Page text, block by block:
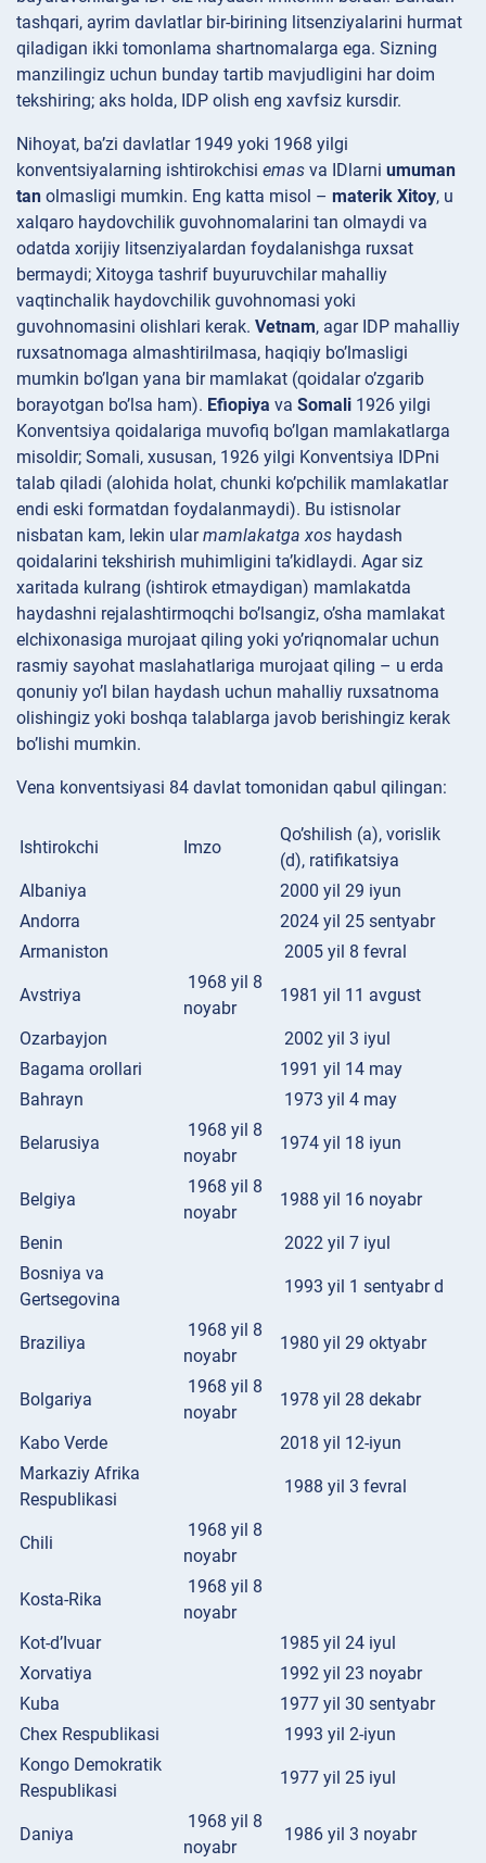
tashqari, ayrim davlatlar bir-birining litsenziyalarini hurmat
qiladigan ikki tomonlama shartnomalarga ega. Sizning
manzilingiz uchun bunday tartib mavjudligini har doim
tekshiring; aks holda, IDP olish eng xavfsiz kursdir.
Nihoyat, ba’zi davlatlar 1949 yoki 1968 yilgi
konventsiyalarning ishtirokchisi emas va IDlarni umuman
tan olmasligi mumkin. Eng katta misol – materik Xitoy, u
xalqaro haydovchilik guvohnomalarini tan olmaydi va
odatda xorijiy litsenziyalardan foydalanishga ruxsat
bermaydi; Xitoyga tashrif buyuruvchilar mahalliy
vaqtinchalik haydovchilik guvohnomasi yoki
guvohnomasini olishlari kerak. Vetnam, agar IDP mahalliy
ruxsatnomaga almashtirilmasa, haqiqiy bo’lmasligi
mumkin bo’lgan yana bir mamlakat (qoidalar o’zgarib
borayotgan bo’lsa ham). Efiopiya va Somali 1926 yilgi
Konventsiya qoidalariga muvofiq bo’lgan mamlakatlarga
misoldir; Somali, xususan, 1926 yilgi Konventsiya IDPni
talab qiladi (alohida holat, chunki ko’pchilik mamlakatlar
endi eski formatdan foydalanmaydi). Bu istisnolar
nisbatan kam, lekin ularmamlakatga xos haydash
qoidalarini tekshirish muhimligini ta’kidlaydi. Agar siz
xaritada kulrang (ishtirok etmaydigan) mamlakatda
haydashni rejalashtirmoqchi bo’lsangiz, o’sha mamlakat
elchixonasiga murojaat qiling yoki yo’riqnomalar uchun
rasmiy sayohat maslahatlariga murojaat qiling – u erda
qonuniy yo’l bilan haydash uchun mahalliy ruxsatnoma
olishingiz yoki boshqa talablarga javob berishingiz kerak
bo’lishi mumkin.
Vena konventsiyasi 84 davlat tomonidan qabul qilingan:
Ishtirokchi Imzo
Qo’shilish (a), vorislik
(d), ratifikatsiya
Albaniya
2000 yil 29 iyun
Andorra
2024 yil 25 sentyabr
Armaniston
2005 yil 8 fevral
Avstriya
1968 yil 8
noyabr
1981 yil 11 avgust
Ozarbayjon
2002 yil 3 iyul
Bagama orollari
1991 yil 14 may
Bahrayn
1973 yil 4 may
Belarusiya
1968 yil 8
noyabr
1974 yil 18 iyun
Belgiya
1968 yil 8
noyabr
1988 yil 16 noyabr
Benin
2022 yil 7 iyul
Bosniya va
Gertsegovina
1993 yil 1 sentyabr d
Braziliya
1968 yil 8
noyabr
1980 yil 29 oktyabr
Bolgariya
1968 yil 8
noyabr
1978 yil 28 dekabr
Kabo Verde
2018 yil 12-iyun
Markaziy Afrika
Respublikasi
1988 yil 3 fevral
Chili
1968 yil 8
noyabr
Kosta-Rika
1968 yil 8
noyabr
Kot-d’Ivuar
1985 yil 24 iyul
Xorvatiya
1992 yil 23 noyabr
Kuba
1977 yil 30 sentyabr
Chex Respublikasi
1993 yil 2-iyun
Kongo Demokratik
Respublikasi
1977 yil 25 iyul
Daniya
1968 yil 8
noyabr
1986 yil 3 noyabr